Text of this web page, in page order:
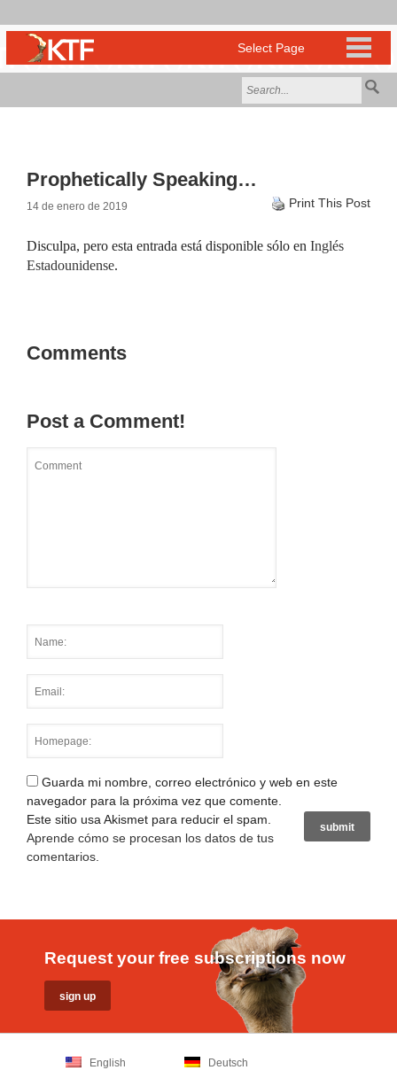
Prophetically Speaking…
14 de enero de 2019 Print This Post
Disculpa, pero esta entrada está disponible sólo en Inglés
Estadounidense.
Comments
Post a Comment!
Guarda mi nombre, correo electrónico y web en este
navegador para la próxima vez que comente.
Este sitio usa Akismet para reducir el spam.
Aprende cómo se procesan los datos de tus
comentarios
Request your free subscriptions now
English Deutsch